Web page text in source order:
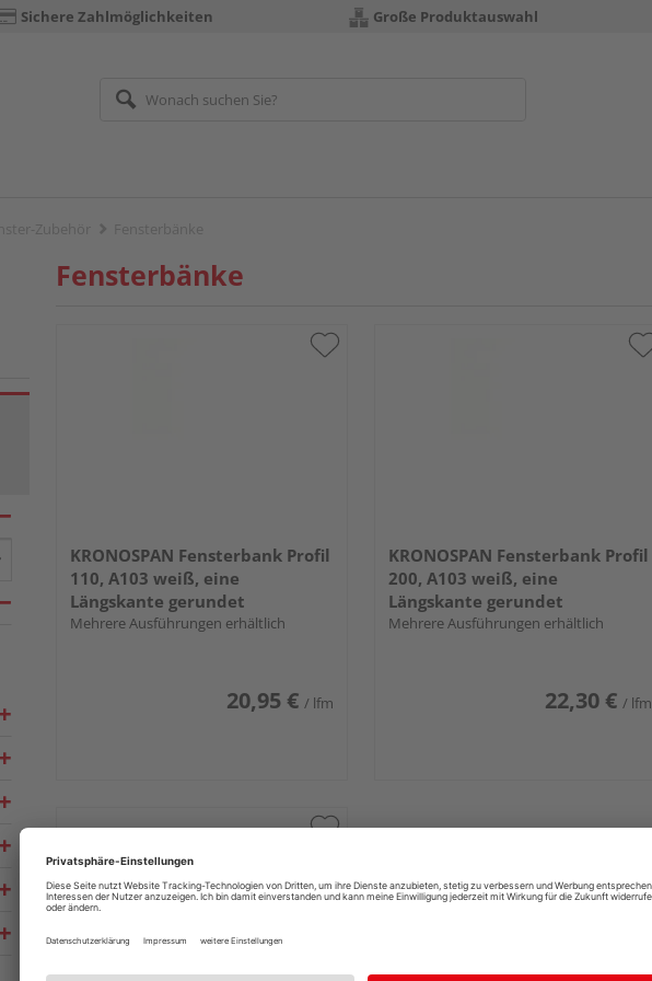
Sichere Zahlmöglichkeiten Große Produktauswahl
Fensterbänke
KRONOSPAN Fensterbank Profil
110, A103 weiß, eine
Längskante gerundet
Mehrere Ausführungen erhältlich
20,95 € / lfm
KRONOSPAN Fensterbank Profil
200, A103 weiß, eine
Längskante gerundet
Mehrere Ausführungen erhältlich
22,30 € / lfm